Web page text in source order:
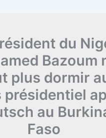
du
Bazoum
plus dormir
présidentiel
au
Faso